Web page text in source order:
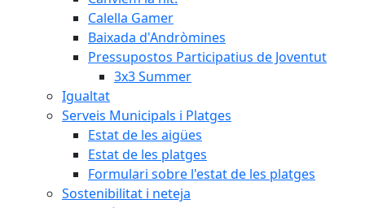
Calella Gamer
Baixada d'Andròmines
Pressupostos Participatius de Joventut
3x3 Summer
Igualtat
Serveis Municipals i Platges
Estat de les aigües
Estat de les platges
Formulari sobre l'estat de les platges
Sostenibilitat i neteja